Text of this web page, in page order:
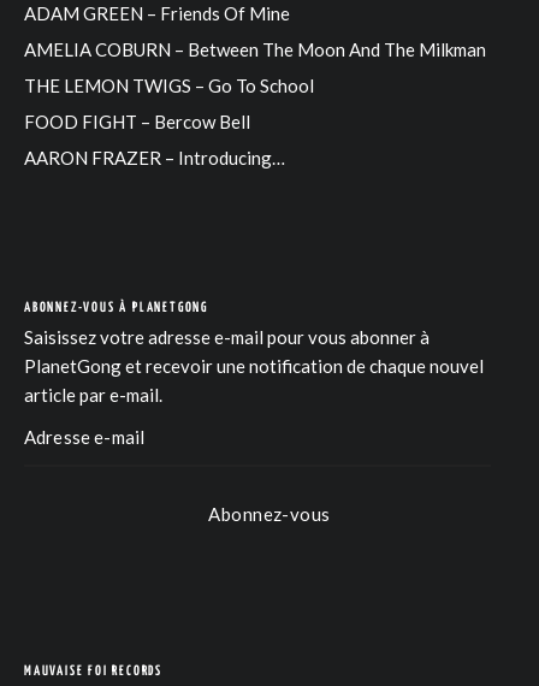
ADAM GREEN – Friends Of Mine
AMELIA COBURN – Between The Moon And The Milkman
THE LEMON TWIGS – Go To School
FOOD FIGHT – Bercow Bell
AARON FRAZER – Introducing…
ABONNEZ-VOUS À PLANETGONG
Saisissez votre adresse e-mail pour vous abonner à
PlanetGong et recevoir une notification de chaque nouvel
article par e-mail.
Abonnez-vous
MAUVAISE FOI RECORDS